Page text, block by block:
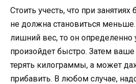
Стоить учесть, что при
не должна становиться меньше.
лишний вес, то он определенно
произойдет быстро. Затем
терять килограммы, а может
прибавить. В любом случае,